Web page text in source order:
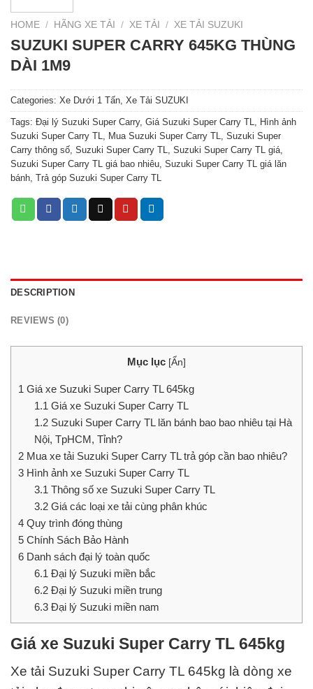
HOME / HÃNG XE TẢI / XE TẢI / XE TẢI SUZUKI
SUZUKI SUPER CARRY 645KG THÙNG
DÀI 1M9
Categories: Xe Dưới 1 Tấn, Xe Tải SUZUKI
Tags: Đại lý Suzuki Super Carry, Giá Suzuki Super Carry TL, Hình ảnh
Suzuki Super Carry TL, Mua Suzuki Super Carry TL, Suzuki Super
Carry thông số, Suzuki Super Carry TL, Suzuki Super Carry TL giá,
Suzuki Super Carry TL giá bao nhiêu, Suzuki Super Carry TL giá lăn
bánh, Trả góp Suzuki Super Carry TL
DESCRIPTION
REVIEWS (0)
Mục lục [Ẩn]
1 Giá xe Suzuki Super Carry TL 645kg
1.1Giá xe Suzuki Super Carry TL
1.2Suzuki Super Carry TL lăn bánh bao bao nhiêu tại Hà
Nội, TpHCM, Tỉnh?
2 Mua xe tải Suzuki Super Carry TL trả góp cần bao nhiêu?
3 Hình ảnh xe Suzuki Super Carry TL
3.1Thông số xe Suzuki Super Carry TL
3.2Giá các loại xe tải cùng phân khúc
4 Quy trình đóng thùng
5 Chính Sách Bảo Hành
6 Danh sách đại lý toàn quốc
6.1Đại lý Suzuki miền bắc
6.2Đại lý Suzuki miền trung
6.3Đại lý Suzuki miền nam
Giá xe Suzuki Super Carry TL 645kg
Xe tải Suzuki Super Carry TL 645kg là dòng xe